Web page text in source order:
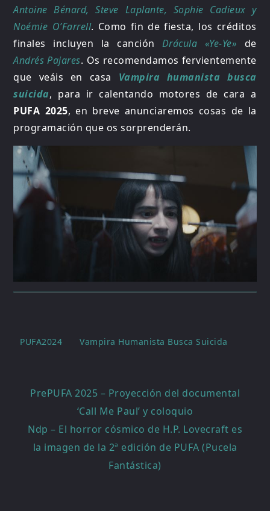
Antoine Bénard, Steve Laplante, Sophie Cadieux y
Noémie O’Farrell. Como fin de fiesta, los créditos
finales incluyen la canción Drácula «Ye-Ye» de
Andrés Pajares. Os recomendamos fervientemente
que veáis en casa Vampira humanista busca
suicida, para ir calentando motores de cara a
PUFA 2025, en breve anunciaremos cosas de la
programación que os sorprenderán.
PUFA2024 Vampira Humanista Busca Suicida
Navegación
entradas
PrePUFA 2025 – Proyección del documental
‘Call Me Paul’ y coloquio
Ndp – El horror cósmico de H.P. Lovecraft es
la imagen de la 2ª edición de PUFA (Pucela
Fantástica)